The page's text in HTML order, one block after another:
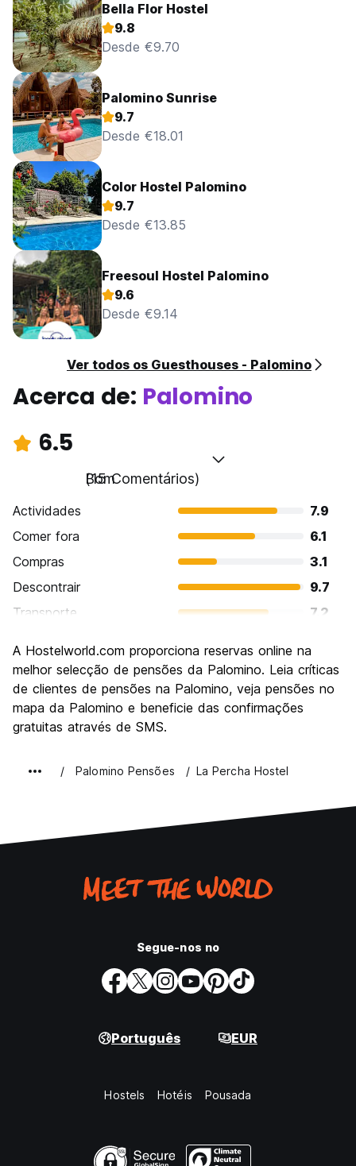
Bella Flor Hostel
9.8
Desde €9.70
Palomino Sunrise
9.7
Desde €18.01
Color Hostel Palomino
9.7
Desde €13.85
Freesoul Hostel Palomino
9.6
Desde €9.14
Ver todos os Guesthouses - Palomino
Acerca de: Palomino
6.5
Bom
(15 Comentários)
Actividades
7.9
Comer fora
6.1
Compras
3.1
Descontrair
9.7
Transporte
7.2
Cultura
6.0
Festas / vida noturna
3.7
Custo-beneficio
A Hostelworld.com proporciona reservas online na
melhor selecção de pensões da Palomino. Leia críticas
de clientes de pensões na Palomino, veja pensões no
mapa da Palomino e beneficie das confirmações
gratuitas através de SMS.
Palomino Pensões La Percha Hostel
Segue-nos no
Português EUR
Hostels Hotéis Pousada